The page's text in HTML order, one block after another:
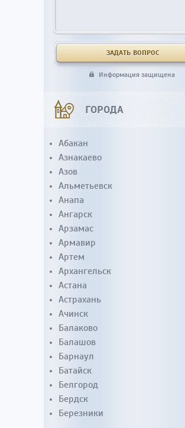
Информация защищена
ГОРОДА
Абакан
Азнакаево
Азов
Альметьевск
Анапа
Ангарск
Арзамас
Армавир
Артем
Архангельск
Астана
Астрахань
Ачинск
Балаково
Балашов
Барнаул
Батайск
Белгород
Бердск
Березники